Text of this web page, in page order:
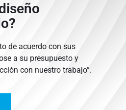
de acuerdo con sus
a su presupuesto y
con nuestro trabajo”.